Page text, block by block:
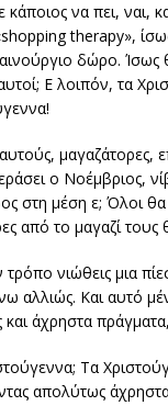
να πει, ναι,
therapy»,
δώρο.
Ε λοιπόν, τα
μαγαζάτορες,
ο Νοέμβριος,
στη μέση ε; Όλοι
από το μαγαζί τους
τρόπο νιώθεις μια
αλλιώς. Και αυτό
άχρηστα
Τα
απολύτως